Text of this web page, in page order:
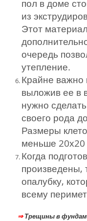
пол в доме
из
Этот
очередь
утепление.
Крайне важно
выложив ее в
нужно
своего рода
Размеры
меньше 20х20
Когда
произведены,
опалубку,
всему
⇒Трещины в